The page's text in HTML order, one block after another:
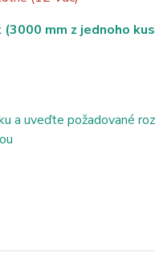
mm z jednoho
a uveďte požadované